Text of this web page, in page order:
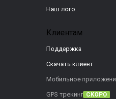
Наш лого
Клиентам
Поддержка
Скачать клиент
Мобильное
GPS трекинг СКОРО